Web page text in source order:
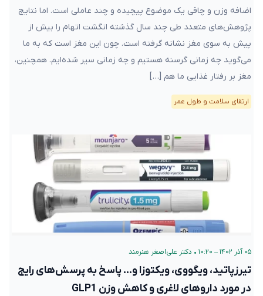
اضافه وزن و چاقی یک موضوع پیچیده و چند عاملی است. اما نتایج
پژوهش‌های متعدد طی چند سال گذشته انگشت اتهام را بیش از
پیش به سوی مغز نشانه گرفته است. چون این مغز است که به ما
می‌گوید چه زمانی گرسنه هستیم و چه زمانی سیر شده‌ایم. همچنین،
مغز بر رفتار غذایی ما هم […]
ارتقای سلامت و طول عمر
۰۵ آذر ۱۴۰۲ – ۱۰:۲۰ • دکتر علی‌اصغر هنرمند
تیرزپاتید، ویگووی، ویکتوزا و… پاسخ به پرسش‌های رایج
در مورد داروهای لاغری و کاهش وزن GLP1